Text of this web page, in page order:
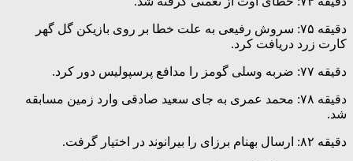
دقیقه ۷۵: سروش رفیعی به علت خطا بر روی بازیکن گل گهر
کارت زرد دریافت کرد.
دقیقه ۷۷: ضربه وسلی گومز را مدافع پرسپولیس دور کرد.
دقیقه ۷۸: محمد عمری به جای سعید صادقی وارد زمین مسابقه
شد.
دقیقه ۸۲: ارسال بهنام برزای را بیرانوند در اختیار گرفت.